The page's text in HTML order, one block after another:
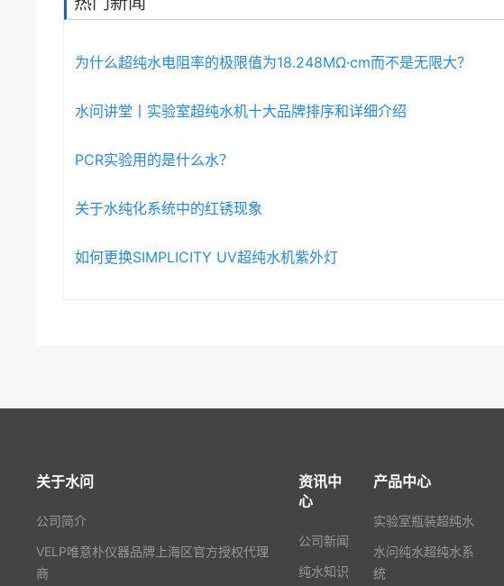
为什么超纯水电阻率的极限值为18.248MΩ·cm而不是无限大？
水问讲堂丨实验室超纯水机十大品牌排序和详细介绍
PCR实验用的是什么水？
关于水纯化系统中的红锈现象
如何更换SIMPLICITY UV超纯水机紫外灯
关于水问
公司简介
VELP唯意朴仪器品牌上海区官方授权代理
商
资讯中
心
公司新闻
纯水知识
产品中心
实验室瓶装超纯水
水问纯水超纯水系
统